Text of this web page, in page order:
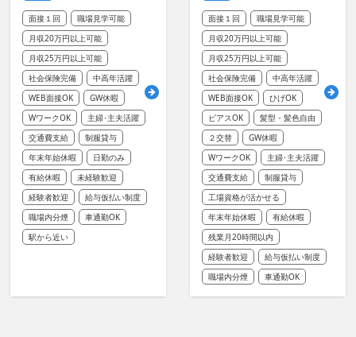
面接１回
職場見学可能
月収20万円以上可能
月収25万円以上可能
社会保険完備
中高年活躍
WEB面接OK
GW休暇
WワークOK
主婦･主夫活躍
交通費支給
制服貸与
年末年始休暇
日勤のみ
有給休暇
未経験歓迎
経験者歓迎
給与仮払い制度
職場内分煙
車通勤OK
駅から近い
面接１回
職場見学可能
月収20万円以上可能
月収25万円以上可能
社会保険完備
中高年活躍
WEB面接OK
ひげOK
ピアスOK
髪型・髪色自由
２交替
GW休暇
WワークOK
主婦･主夫活躍
交通費支給
制服貸与
工場資格が活かせる
年末年始休暇
有給休暇
残業月20時間以内
経験者歓迎
給与仮払い制度
職場内分煙
車通勤OK